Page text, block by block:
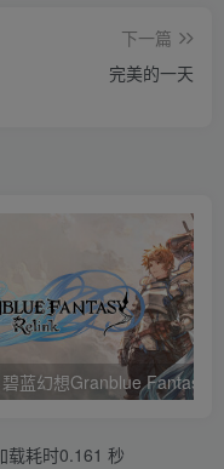
下一篇
完美的一天
载耗时0.161 秒